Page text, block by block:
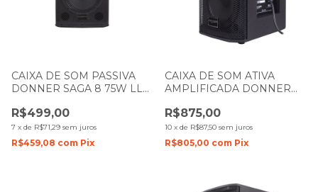
CAIXA DE SOM PASSIVA
DONNER SAGA 8 75W LL
R$499,00
7 x de R$71,29 sem juros
R$459,08 com Pix
CAIXA DE SOM ATIVA
AMPLIFICADA DONNER
R$875,00
10 x de R$87,50 sem juros
R$805,00 com Pix